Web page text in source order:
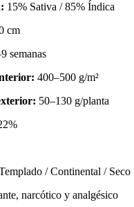
15% Sativa / 85% Índica
cm
semanas
400–500 g/m²
50–130 g/planta
/ Continental / Seco
narcótico y analgésico